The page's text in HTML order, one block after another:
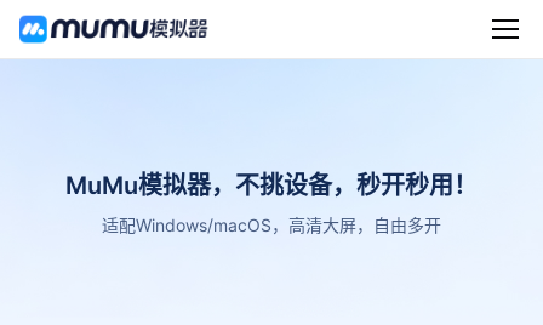
MuMu模拟器，不挑设备，秒开秒用！
适配Windows/macOS，高清大屏，自由多开